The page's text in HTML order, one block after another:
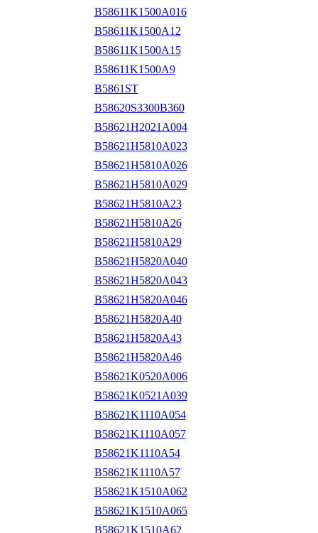
B58611K1500A016
B58611K1500A12
B58611K1500A15
B58611K1500A9
B5861ST
B58620S3300B360
B58621H2021A004
B58621H5810A023
B58621H5810A026
B58621H5810A029
B58621H5810A23
B58621H5810A26
B58621H5810A29
B58621H5820A040
B58621H5820A043
B58621H5820A046
B58621H5820A40
B58621H5820A43
B58621H5820A46
B58621K0520A006
B58621K0521A039
B58621K1110A054
B58621K1110A057
B58621K1110A54
B58621K1110A57
B58621K1510A062
B58621K1510A065
B58621K1510A62